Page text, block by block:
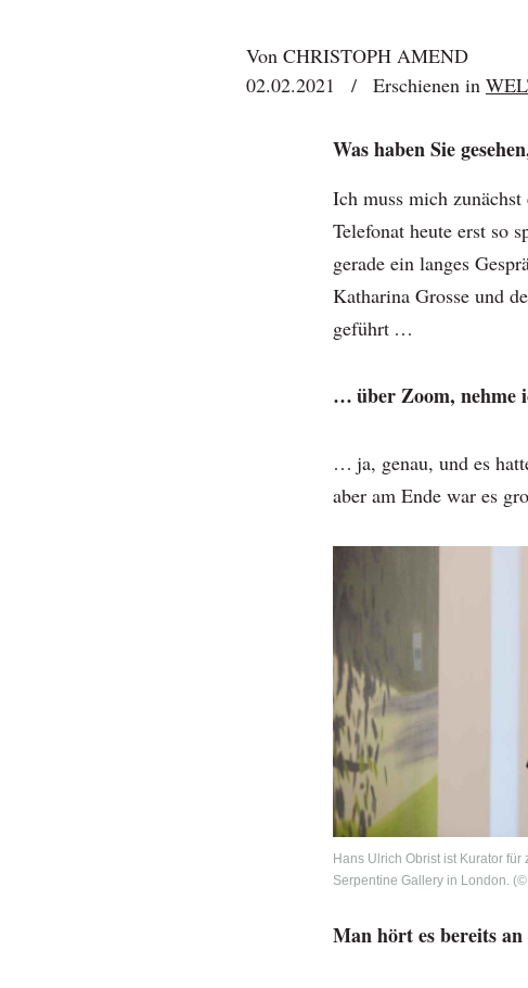
Von CHRISTOPH AMEND
02.02.2021
/ Erschienen in
Was haben Sie
Ich muss mich
Telefonat heute erst so
gerade ein langes
Katharina Grosse und
geführt …
… über Zoom, nehme
… ja, genau, und es
aber am Ende war es
Hans Ulrich Obrist ist Kurator
Serpentine Gallery in London.
Man hört es bereits